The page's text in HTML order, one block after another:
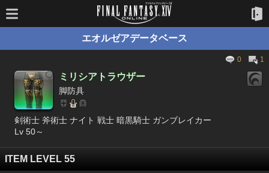
エオルゼアデータベース
0 1
ミリシアトラウザー
脚防具
剣術士 斧術士 ナイト 戦士 暗黒騎士 ガンブレイカー
Lv 50～
ITEM LEVEL 55